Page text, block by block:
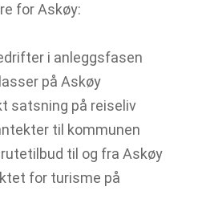
for Askøy:
i anleggsfasen
på Askøy
satsning på reiseliv
til kommunen
til og fra Askøy
for turisme på